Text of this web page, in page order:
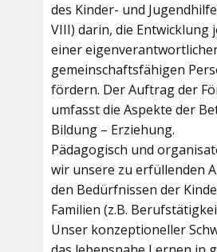
des Kinder- und
VIII) darin, die Entwicklung
einer
gemeinschaftsfähigen
fördern. Der Auftrag der
umfasst die Aspekte der
Bildung – Erziehung.
Pädagogisch und
wir unsere zu erfüllenden
den Bedürfnissen der
Familien (z.B.
Unser konzeptioneller